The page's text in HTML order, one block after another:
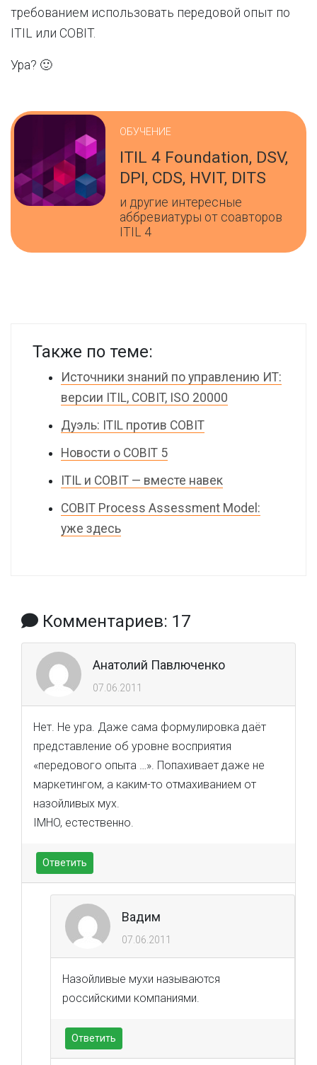
требованием использовать передовой опыт по
ITIL или COBIT.
Ура? 🙂
ОБУЧЕНИЕ
ITIL 4 Foundation, DSV,
DPI, CDS, HVIT, DITS
и другие интересные
аббревиатуры от соавторов
ITIL 4
Также по теме:
Источники знаний по управлению ИТ:
версии ITIL, COBIT, ISO 20000
Дуэль: ITIL против COBIT
Новости о COBIT 5
ITIL и COBIT — вместе навек
COBIT Process Assessment Model:
уже здесь
Комментариев: 17
Анатолий Павлюченко
07.06.2011
Нет. Не ура. Даже сама формулировка даёт
представление об уровне восприятия
«передового опыта …». Попахивает даже не
маркетингом, а каким-то отмахиванием от
назойливых мух.
IMHO, естественно.
Ответить
Вадим
07.06.2011
Назойливые мухи называются
российскими компаниями.
Ответить